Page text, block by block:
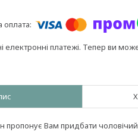
електронні платежі. Тепер ви
пропонує Вам придбати